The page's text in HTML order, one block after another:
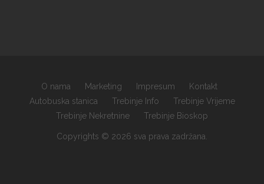
O nama Marketing Impresum
Kontakt
Autobuska stanica
Trebinje Info
Trebinje Vrijeme
Trebinje Nekretnine
Trebinje Bioskop
Copyrights © 2026 sva prava zadržana.